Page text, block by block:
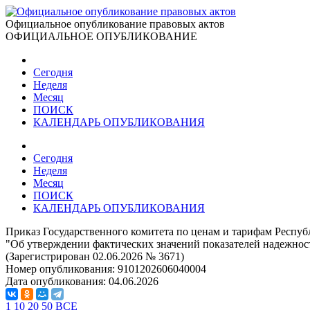
Официальное опубликование правовых актов
ОФИЦИАЛЬНОЕ ОПУБЛИКОВАНИЕ
Сегодня
Неделя
Месяц
ПОИСК
КАЛЕНДАРЬ ОПУБЛИКОВАНИЯ
Сегодня
Неделя
Месяц
ПОИСК
КАЛЕНДАРЬ ОПУБЛИКОВАНИЯ
Приказ Государственного комитета по ценам и тарифам
"Об утверждении фактических значений показателей
(Зарегистрирован 02.06.2026 № 3671)
Номер опубликования: 9101202606040004
Дата опубликования: 04.06.2026
1 10 20 50 ВСЕ